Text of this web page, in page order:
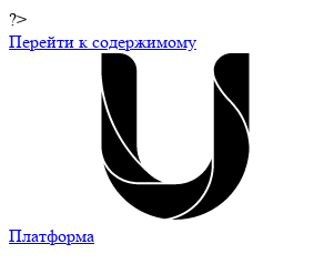
?>
Перейти к содержимому
Платформа